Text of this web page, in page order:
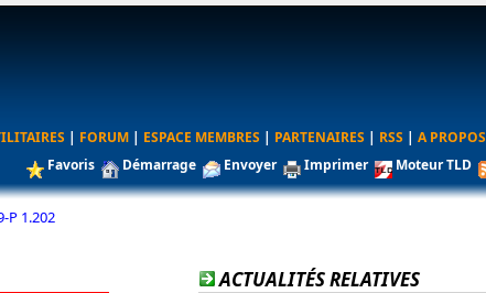
| FORUM | ESPACE MEMBRES | PARTENAIRES | RSS | A PROPOS
Favoris Démarrage Envoyer Imprimer Moteur TLD
P 1.202
ACTUALITÉS RELATIVES